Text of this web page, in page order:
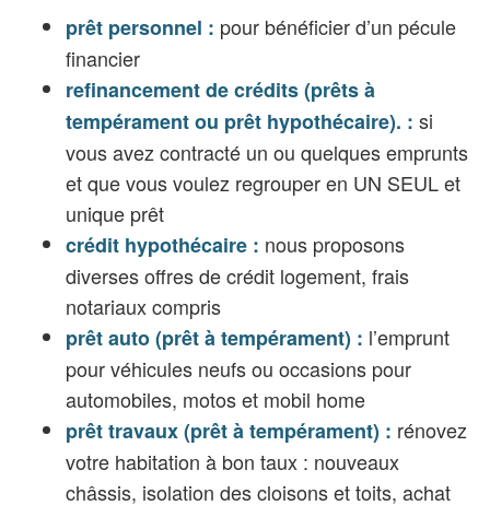
prêt personnel : pour bénéficier d’un pécule
financier
refinancement de crédits (prêts à
tempérament ou prêt hypothécaire). : si
vous avez contracté un ou quelques emprunts
et que vous voulez regrouper en UN SEUL et
unique prêt
crédit hypothécaire : nous proposons
diverses offres de crédit logement, frais
notariaux compris
prêt auto (prêt à tempérament) : l’emprunt
pour véhicules neufs ou occasions pour
automobiles, motos et mobil home
prêt travaux (prêt à tempérament) : rénovez
votre habitation à bon taux : nouveaux
châssis, isolation des cloisons et toits, achat